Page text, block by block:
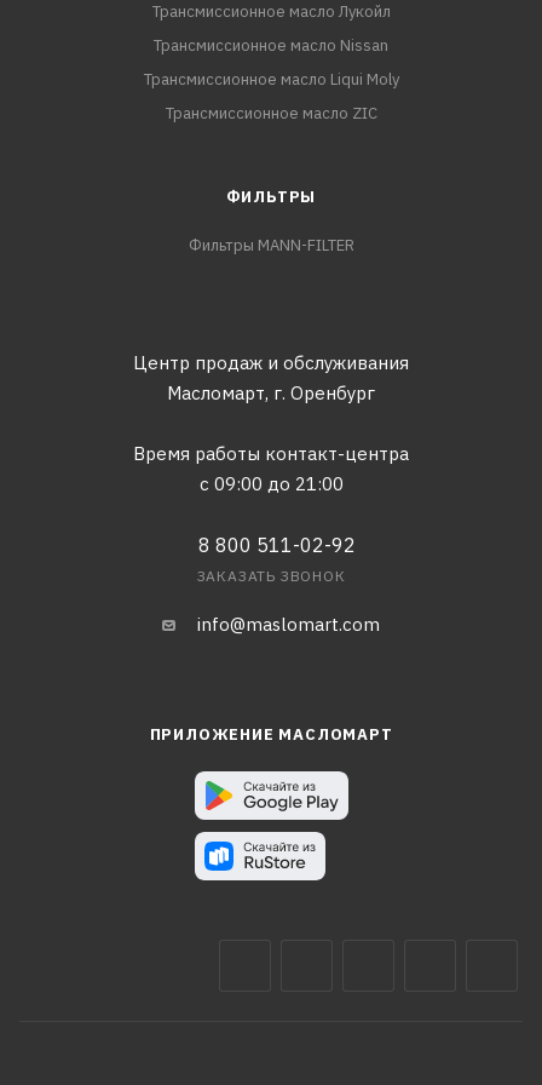
Трансмиссионное масло Лукойл
Трансмиссионное масло Nissan
Трансмиссионное масло Liqui Moly
Трансмиссионное масло ZIC
ФИЛЬТРЫ
Фильтры MANN-FILTER
Центр продаж и обслуживания
Масломарт, г. Оренбург
Время работы контакт-центра
с 09:00 до 21:00
8 800 511-02-92
ЗАКАЗАТЬ ЗВОНОК
info@maslomart.com
ПРИЛОЖЕНИЕ МАСЛОМАРТ